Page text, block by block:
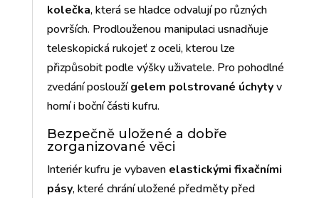
kolečka, která se hladce odvalují po různých
površích. Prodlouženou manipulaci usnadňuje
teleskopická rukojeť z oceli, kterou lze
přizpůsobit podle výšky uživatele. Pro pohodlné
zvedání posloužígelem polstrované úchytyv
horní i boční části kufru.
Bezpečně uložené a dobře
zorganizované věci
Interiér kufru je vybaven elastickými fixačními
pásy, které chrání uložené předměty před